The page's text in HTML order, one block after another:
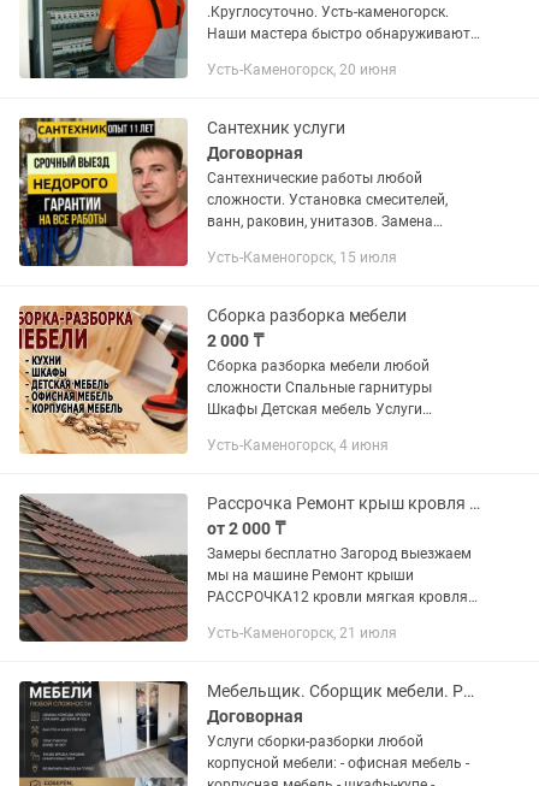
.Круглосуточно. Усть-каменогорск.
Наши мастера быстро обнаруживают
электропроводки, благодаря
опыту, выявляют...
Усть-Каменогорск, 20 июня
Сантехник услуги
Договорная
Сантехнические работы любой
сложности. Установка смесителей,
ванн, раковин, унитазов. Замена
полипропилена. Прочистка
другое. Звоните...
Усть-Каменогорск, 15 июля
Сборка разборка мебели
2 000 ₸
Сборка разборка мебели любой
сложности Спальные гарнитуры
Шкафы Детская мебель Услуги
наличными Kaspi QR Kaspi Red Звоните
Усть-Каменогорск, 4 июня
Рассрочка Ремонт крыш кровля мягкая грубая
от 2 000 ₸
Замеры бесплатно Загород выезжаем
мы на машине Ремонт крыши
РАССРОЧКА12 кровли мягкая кровля
Демонтаж вывоз мусора Документы
Усть-Каменогорск, 21 июля
Мебельщик. Сборщик мебели. Ремонт мебели. Выезд за город.
Договорная
Услуги сборки-разборки любой
корпусной мебели: - офисная мебель -